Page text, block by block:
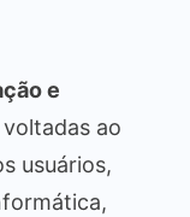
e
ao
usuários,